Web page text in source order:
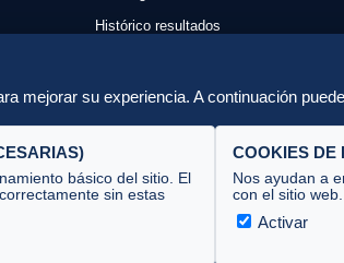
Histórico resultados
Normativas
Organizadores
mejorar su experiencia. A continuación
básico del sitio. El
sin estas
COOKIES DE
Nos ayudan a
con el sitio web.
Activar